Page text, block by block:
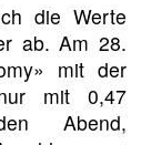
die Werte
ab. Am 28.
mit der
mit 0,47
Abend,